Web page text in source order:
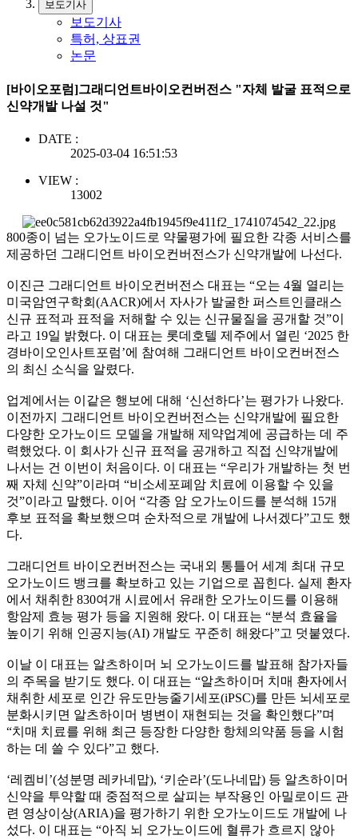
보도기사
보도기사
특허, 상표권
논문
[바이오포럼]그래디언트바이오컨버전스 "자체 발굴 표적으로
신약개발 나설 것"
DATE :
2025-03-04 16:51:53
VIEW :
13002
800종이 넘는 오가노이드로 약물평가에 필요한 각종 서비스를
제공하던 그래디언트 바이오컨버전스가 신약개발에 나선다.
이진근 그래디언트 바이오컨버전스 대표는 “오는 4월 열리는
미국암연구학회(AACR)에서 자사가 발굴한 퍼스트인클래스
신규 표적과 표적을 저해할 수 있는 신규물질을 공개할 것”이
라고 19일 밝혔다. 이 대표는 롯데호텔 제주에서 열린 ‘2025 한
경바이오인사트포럼’에 참여해 그래디언트 바이오컨버전스
의 최신 소식을 알렸다.
업계에서는 이같은 행보에 대해 ‘신선하다’는 평가가 나왔다.
이전까지 그래디언트 바이오컨버전스는 신약개발에 필요한
다양한 오가노이드 모델을 개발해 제약업계에 공급하는 데 주
력했었다. 이 회사가 신규 표적을 공개하고 직접 신약개발에
나서는 건 이번이 처음이다. 이 대표는 “우리가 개발하는 첫 번
째 자체 신약”이라며 “비소세포폐암 치료에 이용할 수 있을
것”이라고 말했다. 이어 “각종 암 오가노이드를 분석해 15개
후보 표적을 확보했으며 순차적으로 개발에 나서겠다”고도 했
다.
그래디언트 바이오컨버전스는 국내외 통틀어 세계 최대 규모
오가노이드 뱅크를 확보하고 있는 기업으로 꼽힌다. 실제 환자
에서 채취한 830여개 시료에서 유래한 오가노이드를 이용해
항암제 효능 평가 등을 지원해 왔다. 이 대표는 “분석 효율을
높이기 위해 인공지능(AI) 개발도 꾸준히 해왔다”고 덧붙였다.
이날 이 대표는 알츠하이머 뇌 오가노이드를 발표해 참가자들
의 주목을 받기도 했다. 이 대표는 “알츠하이머 치매 환자에서
채취한 세포로 인간 유도만능줄기세포(iPSC)를 만든 뇌세포로
분화시키면 알츠하이머 병변이 재현되는 것을 확인했다”며
“치매 치료를 위해 최근 등장한 다양한 항체의약품 등을 시험
하는 데 쓸 수 있다”고 했다.
‘레켐비’(성분명 레카네맙), ‘키순라’(도나네맙) 등 알츠하이머
신약을 투약할 때 중점적으로 살피는 부작용인 아밀로이드 관
련 영상이상(ARIA)을 평가하기 위한 오가노이드도 개발에 나
섰다. 이 대표는 “아직 뇌 오가노이드에 혈류가 흐르지 않아